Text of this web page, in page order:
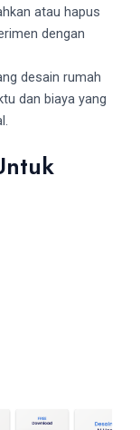
atau hapus
dengan
desain rumah
dan biaya yang